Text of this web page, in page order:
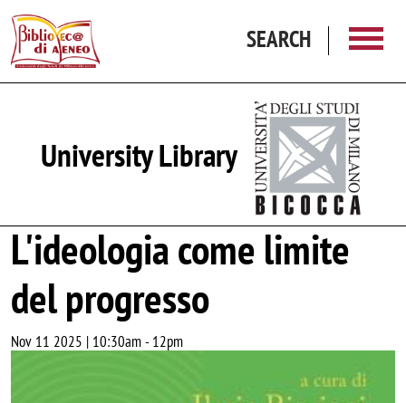
SEARCH
University Library
L'ideologia come limite
del progresso
Nov 11 2025 | 10:30am-12pm